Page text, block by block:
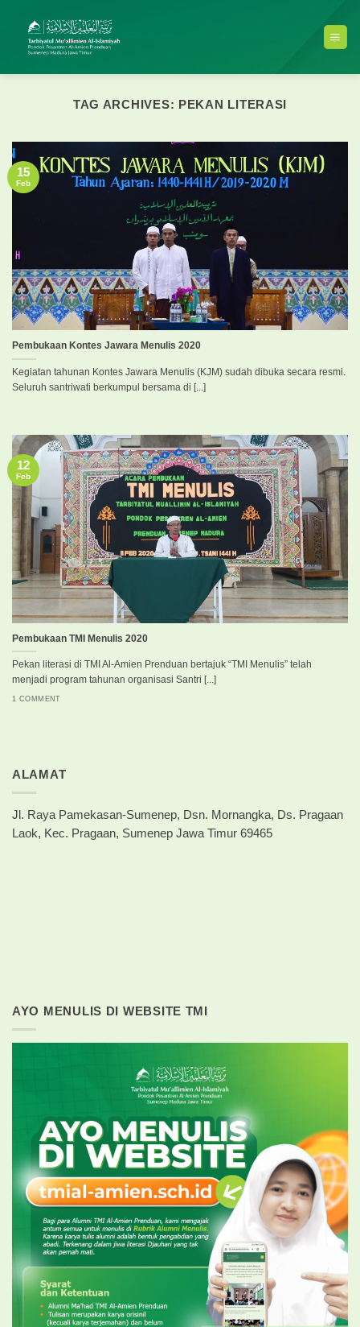
content
TAG ARCHIVES: PEKAN LITERASI
Pembukaan Kontes Jawara Menulis 2020
Kegiatan tahunan Kontes Jawara Menulis (KJM) sudah dibuka secara resmi.
Seluruh santriwati berkumpul bersama di [...]
15
Feb
Pembukaan TMI Menulis 2020
Pekan literasi di TMI Al-Amien Prenduan bertajuk “TMI Menulis” telah
menjadi program tahunan organisasi Santri [...]
1 COMMENT
12
Feb
ALAMAT
Jl. Raya Pamekasan-Sumenep, Dsn. Mornangka, Ds. Pragaan
Laok, Kec. Pragaan, Sumenep Jawa Timur 69465
AYO MENULIS DI WEBSITE TMI